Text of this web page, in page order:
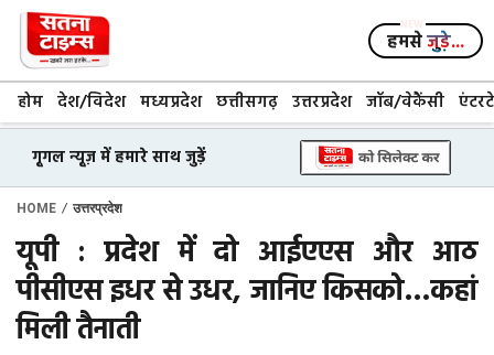
Skip
content
हमसेजुड़े...
होम देश/विदेश मध्यप्रदेश छत्तीसगढ़ उत्तरप्रदेश जॉब/वेकैंसी
गूगल न्यूज़ में हमारे साथ जुड़ें
HOME / उत्तरप्रदेश
यूपी : प्रदेश में दो आईएएस और आठ
पीसीएस इधर से उधर, जानिए किसको…कहां
मिली तैनाती